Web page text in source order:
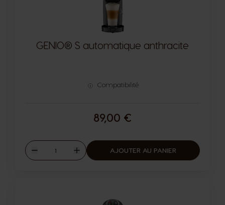
GENIO® S automatique anthracite
Compatibilité
89,00 €
Diminuer
Quantité
Augmenter
AJOUTER AU PANIER